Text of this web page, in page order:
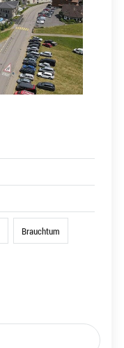
Brauchtum